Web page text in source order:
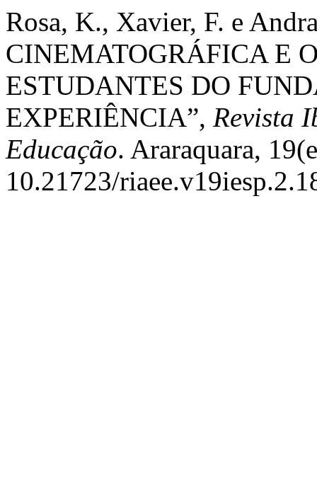
Rosa, K., Xavier, F. e
CINEMATOGRÁFICA E
ESTUDANTES DO
EXPERIÊNCIA”, Revista
Educação. Araraquara,
10.21723/